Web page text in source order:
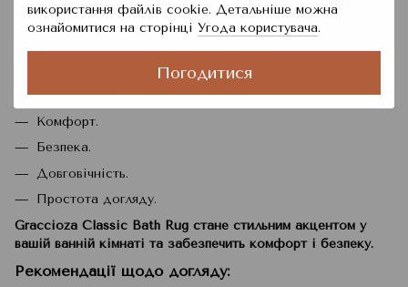
використання файлів cookie. Детальніше можна
ознайомитися на сторінці Угода користувача.
Погодитися
Довговічний і зберігає свій первісний вигляд.
Практичність.
Комфорт.
Безпека.
Довговічність.
Простота догляду.
Graccioza Classic Bath Rug стане стильним акцентом у
вашій ванній кімнаті та забезпечить комфорт і безпеку.
Рекомендації щодо догляду: